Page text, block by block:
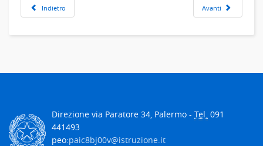
Indietro Avanti
Direzione via Paratore 34, Palermo - Tel. 091
441493
peo:paic8bj00v@istruzione.it